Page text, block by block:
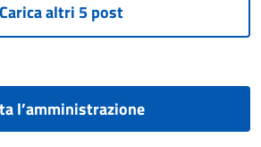
l’amministrazione